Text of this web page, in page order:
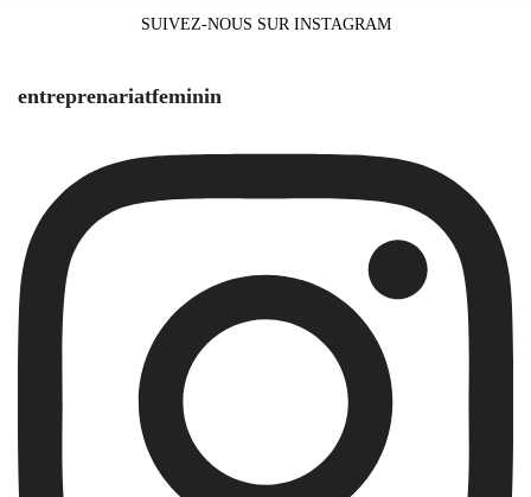
SUIVEZ-NOUS SUR INSTAGRAM
entreprenariatfeminin